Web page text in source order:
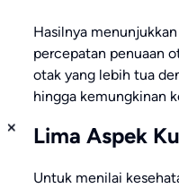
Hasilnya
percepatan penuaan
otak yang lebih tua
hingga kemungkinan
Lima Aspek
Untuk menilai